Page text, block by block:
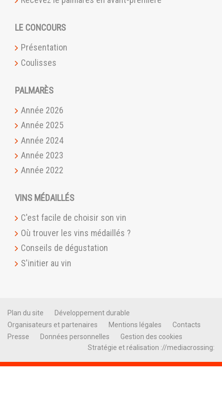
LE CONCOURS
Présentation
Coulisses
PALMARÈS
Année 2026
Année 2025
Année 2024
Année 2023
Année 2022
VINS MÉDAILLÉS
C'est facile de choisir son vin
Où trouver les vins médaillés ?
Conseils de dégustation
S'initier au vin
Plan du site
Développement durable
Organisateurs et partenaires
Mentions légales
Contacts
Presse
Données personnelles
Gestion des cookies
Stratégie et réalisation ://mediacrossing: